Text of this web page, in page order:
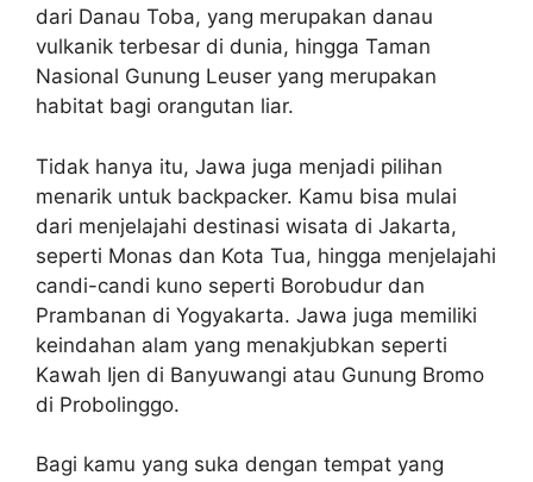
dari Danau Toba, yang merupakan danau
vulkanik terbesar di dunia, hingga Taman
Nasional Gunung Leuser yang merupakan
habitat bagi orangutan liar.
Tidak hanya itu, Jawa juga menjadi pilihan
menarik untuk backpacker. Kamu bisa mulai
dari menjelajahi destinasi wisata di Jakarta,
seperti Monas dan Kota Tua, hingga menjelajahi
candi-candi kuno seperti Borobudur dan
Prambanan di Yogyakarta. Jawa juga memiliki
keindahan alam yang menakjubkan seperti
Kawah Ijen di Banyuwangi atau Gunung Bromo
di Probolinggo.
Bagi kamu yang suka dengan tempat yang